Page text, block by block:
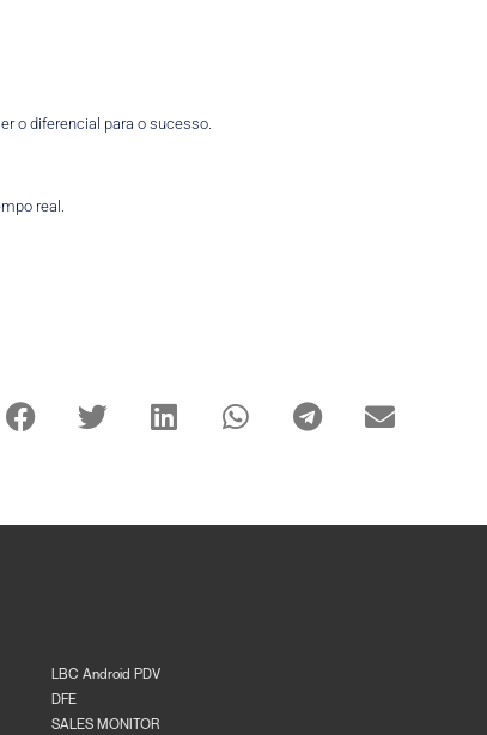
o diferencial para o sucesso.
real.
LBC Android PDV
DFE
SALES MONITOR